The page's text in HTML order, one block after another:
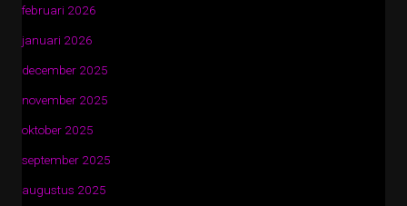
februari 2026
januari 2026
december 2025
november 2025
oktober 2025
september 2025
augustus 2025